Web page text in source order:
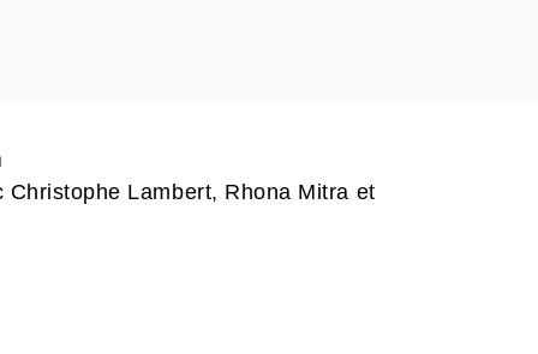
Lambert, Rhona Mitra et